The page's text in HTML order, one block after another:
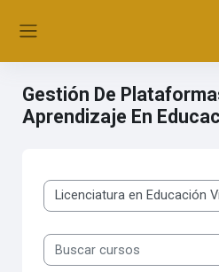
Gestión De
Aprendizaje En
Categorías
Buscar cursos